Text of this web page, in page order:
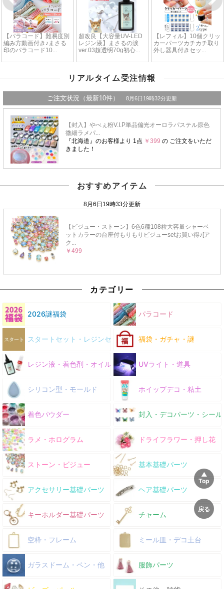
リアルタイム受注情報
おすすめアイテム
カテゴリー
2026謎福袋 パラコード
スタートセット・レジンセット 福袋・ガチャ・謎
レジン液・着色剤・オイル UVライト・道具
シリコン型・モールド ホイップデコ・粘土
着色パウダー 封入・デコパーツ・シール
ラメ・ホログラム ドライフラワー・押し花
ストーン・ビジュー 基本基礎パーツ
アクセサリー基礎パーツ ヘア基礎パーツ
キーホルダー基礎パーツ チャーム
空枠・フレーム ミール皿・デコ土台
ガラスドーム・ペン・他 服飾パーツ